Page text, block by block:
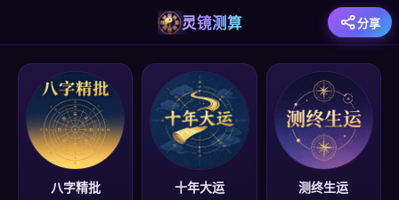
灵镜测算 分享
八字精批 十年大运 测终生运